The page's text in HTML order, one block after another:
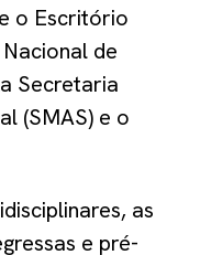
o Escritório
de
Secretaria
(SMAS) e o
as
e pré-